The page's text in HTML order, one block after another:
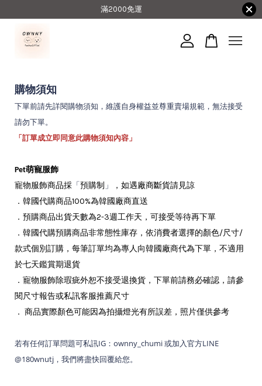
滿2000免運
購物須知
下單前請先詳閱購物須知，維護自身權益並尊重賣場規範，無法接受
請勿下單。
「訂單成立即同意此購物須知內容」
Pet萌寵服飾
寵物服飾商品採 「 預購制 」
，如遇廠商斷貨請見諒
．韓國代購商品100%為韓國廠商直送
．預購商品出貨天數為2-3週工作天，可接受等待再下單
．韓國代購預購商品非常態性庫存， 依消費者選擇的顏色/尺寸/
款式個別訂購 ，每筆訂單均為專人向韓國廠商代為下單，不適用
於七天鑑賞期退貨
． 寵物服飾除瑕疵外恕不接受退換貨，下單前請務必確認，請參
閱尺寸報告或私訊客服推薦尺寸
． 商品實際顏色可能因為拍攝燈光有所誤差，照片僅供參考
若有任何訂單問題可私訊IG ： ownny_chumi 或加入官方LINE
@180wnutj ，我們將盡快回覆給您。